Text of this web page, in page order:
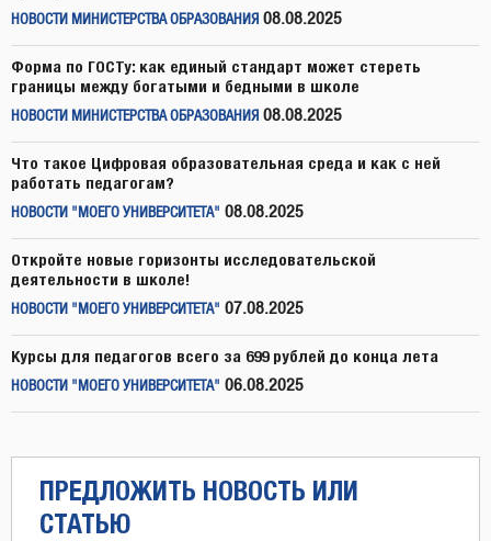
НОВОСТИ МИНИСТЕРСТВА ОБРАЗОВАНИЯ 08.08.2025
Форма по ГОСТу: как единый стандарт может стереть
границы между богатыми и бедными в школе
НОВОСТИ МИНИСТЕРСТВА ОБРАЗОВАНИЯ 08.08.2025
Что такое Цифровая образовательная среда и как с ней
работать педагогам?
НОВОСТИ "МОЕГО УНИВЕРСИТЕТА" 08.08.2025
Откройте новые горизонты исследовательской
деятельности в школе!
НОВОСТИ "МОЕГО УНИВЕРСИТЕТА" 07.08.2025
Курсы для педагогов всего за 699 рублей до конца лета
НОВОСТИ "МОЕГО УНИВЕРСИТЕТА" 06.08.2025
ПРЕДЛОЖИТЬ НОВОСТЬ ИЛИ
СТАТЬЮ